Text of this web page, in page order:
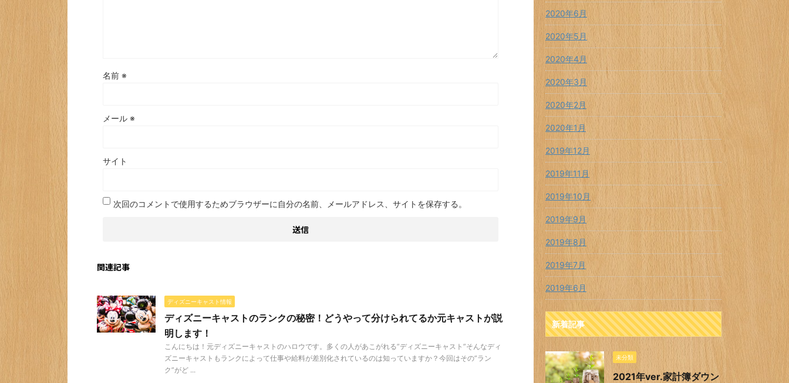
名前 ※
メール ※
サイト
次回のコメントで使用するためブラウザーに自分の名前、メールアドレス、サイトを保存する。
関連記事
ディズニーキャスト情報
ディズニーキャストのランクの秘密！どうやって分けられてるか元キャストが説
明します！
こんにちは！元ディズニーキャストのハロウです。多くの人があこがれる”ディズニーキャスト”そんなディ
ズニーキャストもランクによって仕事や給料が差別化されているのは知っていますか？今回はその”ラン
ク”がど ...
2020年6月
2020年5月
2020年4月
2020年3月
2020年2月
2020年1月
2019年12月
2019年11月
2019年10月
2019年9月
2019年8月
2019年7月
2019年6月
新着記事
未分類
2021年ver.家計簿ダウン